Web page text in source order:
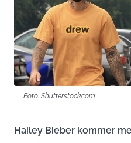
Foto: Shutterstock.com
Hailey Bieber kommer